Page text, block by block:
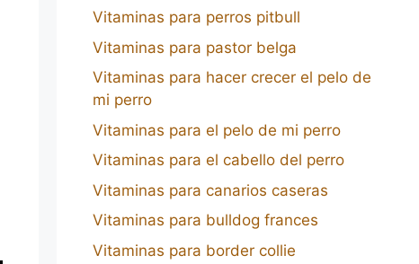
Vitaminas para perros pitbull
Vitaminas para pastor belga
Vitaminas para hacer crecer el pelo de
mi perro
Vitaminas para el pelo de mi perro
Vitaminas para el cabello del perro
Vitaminas para canarios caseras
Vitaminas para bulldog frances
Vitaminas para border collie